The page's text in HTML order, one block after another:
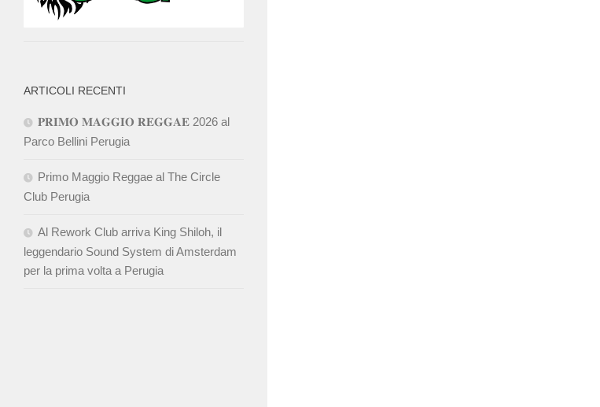
ARTICOLI RECENTI
𝐏𝐑𝐈𝐌𝐎 𝐌𝐀𝐆𝐆𝐈𝐎 𝐑𝐄𝐆𝐆𝐀𝐄 2026 al
Parco Bellini Perugia
Primo Maggio Reggae al The Circle
Club Perugia
Al Rework Club arriva King Shiloh, il
leggendario Sound System di Amsterdam
per la prima volta a Perugia